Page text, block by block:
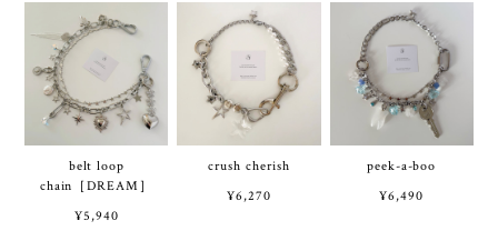
belt loop
chain［DREAM］
¥5,940
crush cherish
¥6,270
peek-a-boo
¥6,490